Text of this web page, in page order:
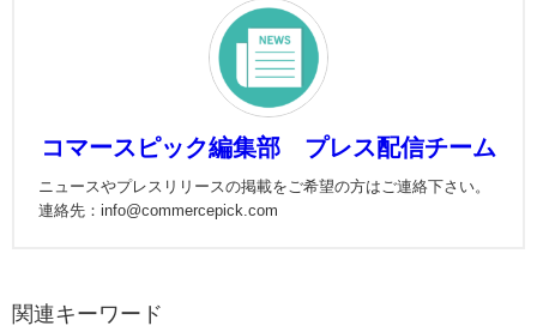
コマースピック編集部 プレス配信チーム
ニュースやプレスリリースの掲載をご希望の方はご連絡下さい。
連絡先：info@commercepick.com
関連キーワード